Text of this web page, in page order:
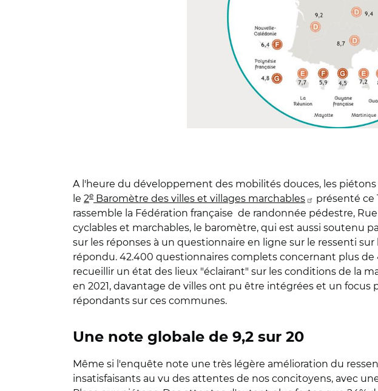
A l'heure du développement des mobilités douces, les
le 2e Baromètre des villes et villages marchables
présenté ce
rassemble la Fédération française de randonnée pédestre,
cyclables et marchables, le baromètre, qui est aussi soutenu
sur les réponses à un questionnaire en ligne sur le ressenti
répondu. 42.400 questionnaires complets concernant plus
recueillir un état des lieux "éclairant" sur les conditions de la
en 2021, davantage de villes ont pu être intégrées et un
répondants sur ces communes.
Une note globale de 9,2 sur 20
Même si l'enquête note une très légère amélioration du
insatisfaisants au vu des attentes de nos concitoyens, avec